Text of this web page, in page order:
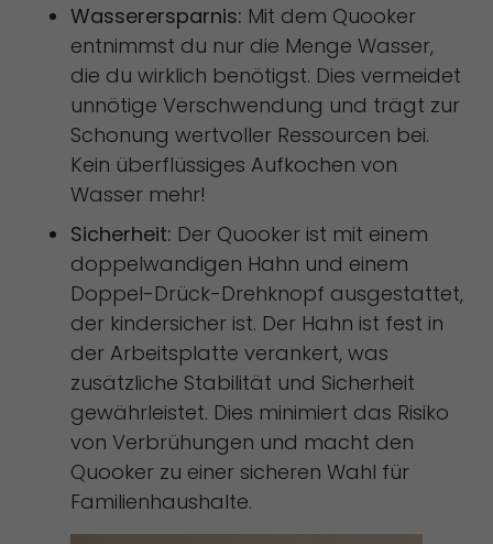
Wasserersparnis: Mit dem Quooker
entnimmst du nur die Menge Wasser,
die du wirklich benötigst. Dies vermeidet
unnötige Verschwendung und trägt zur
Schonung wertvoller Ressourcen bei.
Kein überflüssiges Aufkochen von
Wasser mehr!
Sicherheit: Der Quooker ist mit einem
doppelwandigen Hahn und einem
Doppel-Drück-Drehknopf ausgestattet,
der kindersicher ist. Der Hahn ist fest in
der Arbeitsplatte verankert, was
zusätzliche Stabilität und Sicherheit
gewährleistet. Dies minimiert das Risiko
von Verbrühungen und macht den
Quooker zu einer sicheren Wahl für
Familienhaushalte.